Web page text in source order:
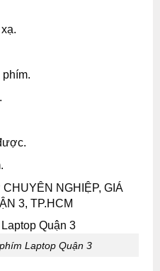
phím.
NGHIỆP, GIÁ
3, TP.HCM
Laptop Quận 3